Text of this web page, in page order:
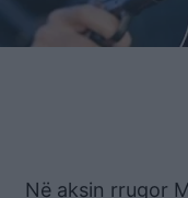
Në aksin rrugor